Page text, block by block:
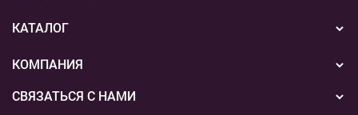
Акции
Бонусная система
Подарочные сертификаты
Способы оплаты
КАТАЛОГ
Вышивка
Пряжа
КОМПАНИЯ
О нас
СВЯЗАТЬСЯ С НАМИ